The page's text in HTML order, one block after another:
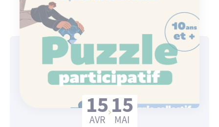
15
AVR
15
MAI